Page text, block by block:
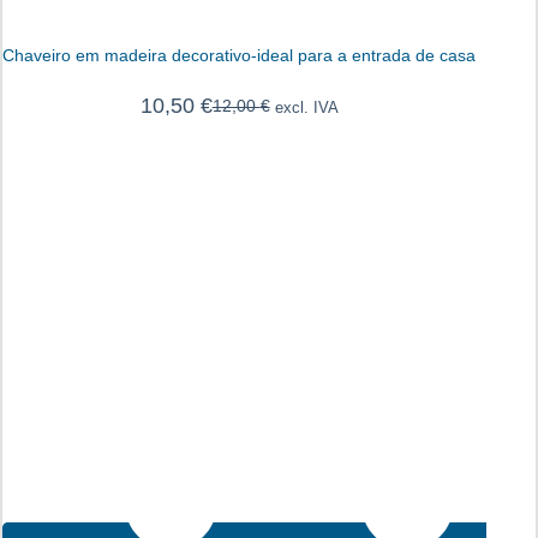
Chaveiro em madeira decorativo-ideal para a entrada de casa
12,00€
O
10,50 €
O
excl. IVA